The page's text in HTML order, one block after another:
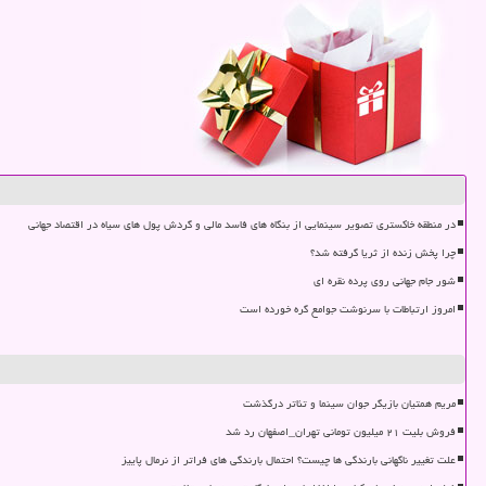
در منطقه خاکستری تصویر سینمایی از بنگاه های فاسد مالی و گردش پول های سیاه در اقتصاد جهانی
چرا پخش زنده از ثریا گرفته شد؟
شور جام جهانی روی پرده نقره ای
امروز ارتباطات با سرنوشت جوامع گره خورده است
مریم همتیان بازیگر جوان سینما و تئاتر درگذشت
فروش بلیت ۲۱ میلیون تومانی تهران_اصفهان رد شد
علت تغییر ناگهانی بارندگی ها چیست؟ احتمال بارندگی های فراتر از نرمال پاییز